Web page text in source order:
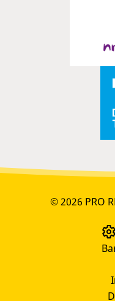
© 2026 PRO